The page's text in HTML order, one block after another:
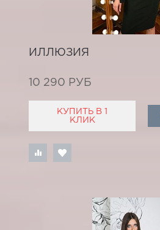
ИЛЛЮЗИЯ
10 290 РУБ
КУПИТЬ В 1
КЛИК